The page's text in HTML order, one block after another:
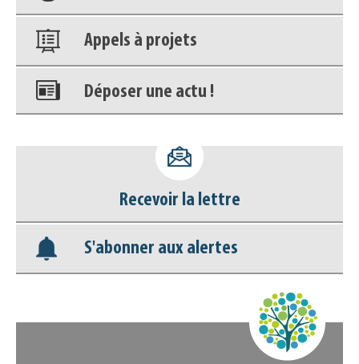
Appels à projets
Déposer une actu !
déconnecter)
Base documentaire
Nos veilles Scoop.it
Recevoir la lettre
S'abonner aux alertes